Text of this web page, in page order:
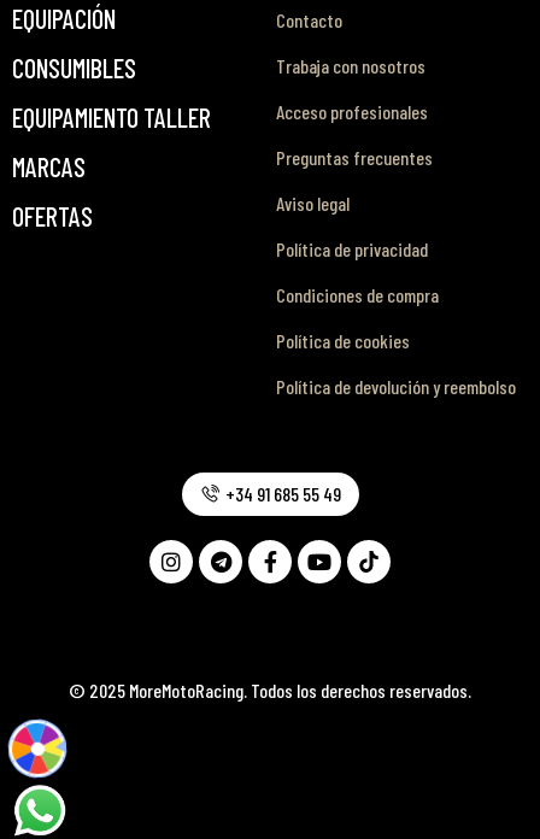
EQUIPACIÓN
CONSUMIBLES
EQUIPAMIENTO TALLER
MARCAS
OFERTAS
Contacto
Trabaja con nosotros
Acceso profesionales
Preguntas frecuentes
Aviso legal
Política de privacidad
Condiciones de compra
Política de cookies
Política de devolución y reembolso
© 2025 MoreMotoRacing. Todos los derechos reservados.
+34 91 685 55 49